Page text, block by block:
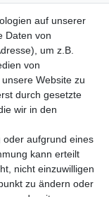
auf unserer
Daten von
um z.B.
von
Website zu
durch gesetzte
wir in den
oder aufgrund eines
kann erteilt
nicht einzuwilligen
zu ändern oder